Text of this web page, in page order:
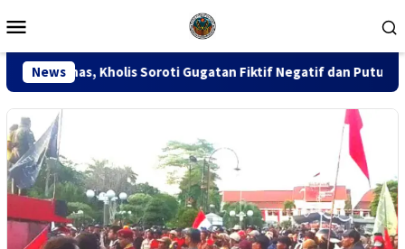
ke
Mobile
News
Soroti Gugatan Fiktif Negatif dan Putusan PK 155